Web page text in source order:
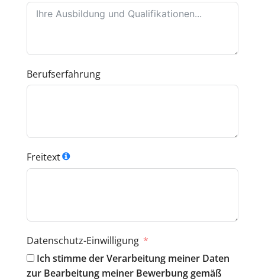
Berufserfahrung
Freitext
Datenschutz-Einwilligung
Ich stimme der Verarbeitung meiner Daten
zur Bearbeitung meiner Bewerbung gemäß